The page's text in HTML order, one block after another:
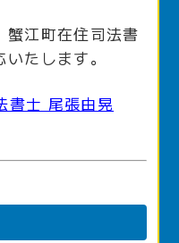
蟹江町在住司法書
たします。
書士 尾張由晃